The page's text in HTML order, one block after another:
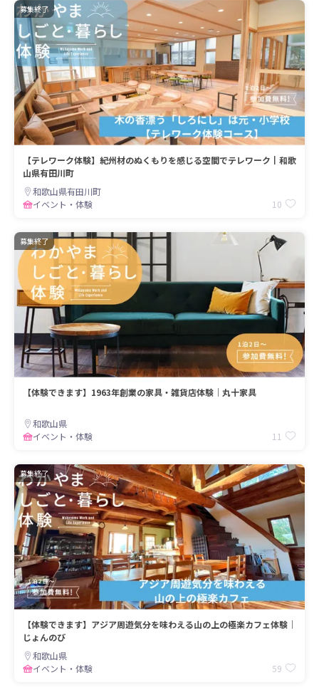
募集終了
【テレワーク体験】紀州材のぬくもりを感じる空間でテレワーク┃和歌
山県有田川町
和歌山県有田川町
イベント・体験
10
募集終了
【体験できます】1963年創業の家具・雑貨店体験｜丸十家具
和歌山県
イベント・体験
11
募集終了
【体験できます】アジア周遊気分を味わえる山の上の極楽カフェ体験｜
じょんのび
和歌山県
イベント・体験
59